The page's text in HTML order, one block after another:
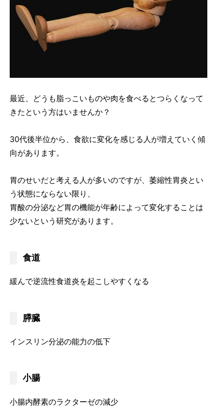
最近、どうも脂っこいものや肉を食べるとつらくなって
きたという方はいませんか？
30代後半位から、食欲に変化を感じる人が増えていく傾
向があります。
胃のせいだと考える人が多いのですが、萎縮性胃炎とい
う状態にならない限り、
胃酸の分泌など胃の機能が年齢によって変化することは
少ないという研究があります。
食道
緩んで逆流性食道炎を起こしやすくなる
膵臓
インスリン分泌の能力の低下
小腸
小腸内酵素のラクターゼの減少